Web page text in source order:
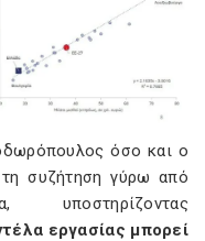
όσο και ο
τη συζήτηση γύρω από
υποστηρίζοντας
εργασίας μπορεί